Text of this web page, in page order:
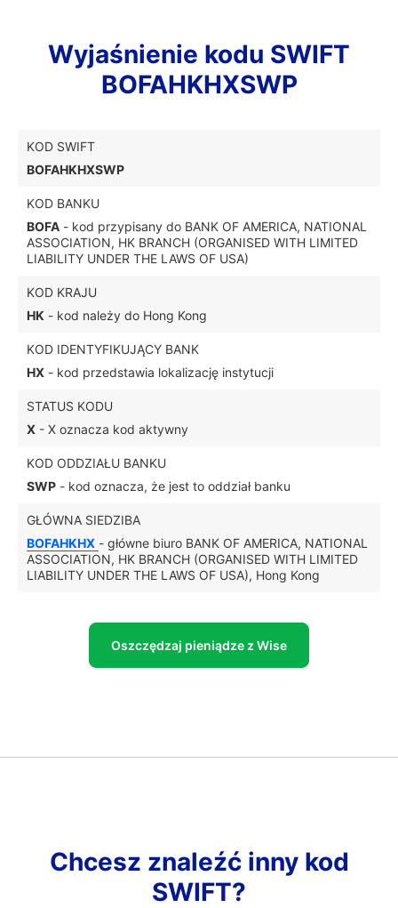
Wyjaśnienie kodu SWIFT
BOFAHKHXSWP
KOD SWIFT
BOFAHKHXSWP
KOD BANKU
BOFA - kod przypisany do BANK OF AMERICA, NATIONAL
ASSOCIATION, HK BRANCH (ORGANISED WITH LIMITED
LIABILITY UNDER THE LAWS OF USA)
KOD KRAJU
HK - kod należy do Hong Kong
KOD IDENTYFIKUJĄCY BANK
HX - kod przedstawia lokalizację instytucji
STATUS KODU
X - X oznacza kod aktywny
KOD ODDZIAŁU BANKU
SWP - kod oznacza, że jest to oddział banku
GŁÓWNA SIEDZIBA
BOFAHKHX - główne biuro BANK OF AMERICA, NATIONAL
ASSOCIATION, HK BRANCH (ORGANISED WITH LIMITED
LIABILITY UNDER THE LAWS OF USA), Hong Kong
Oszczędzaj pieniądze z Wise
Chcesz znaleźć inny kod
SWIFT?